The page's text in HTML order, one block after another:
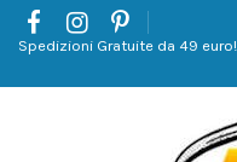
Spedizioni Gratuite da 49 euro!